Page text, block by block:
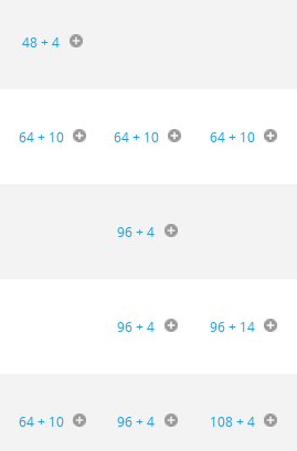
48 + 4
64 + 10 64 + 10 64 + 10
96 + 4
96 + 4 96 + 14
64 + 10 96 + 4 108 + 4